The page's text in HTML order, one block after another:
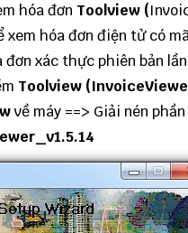
hóa đơn Toolview (
hóa đơn điện tử có
xác thực phiên bản
Toolview (
về máy ==> Giải nén